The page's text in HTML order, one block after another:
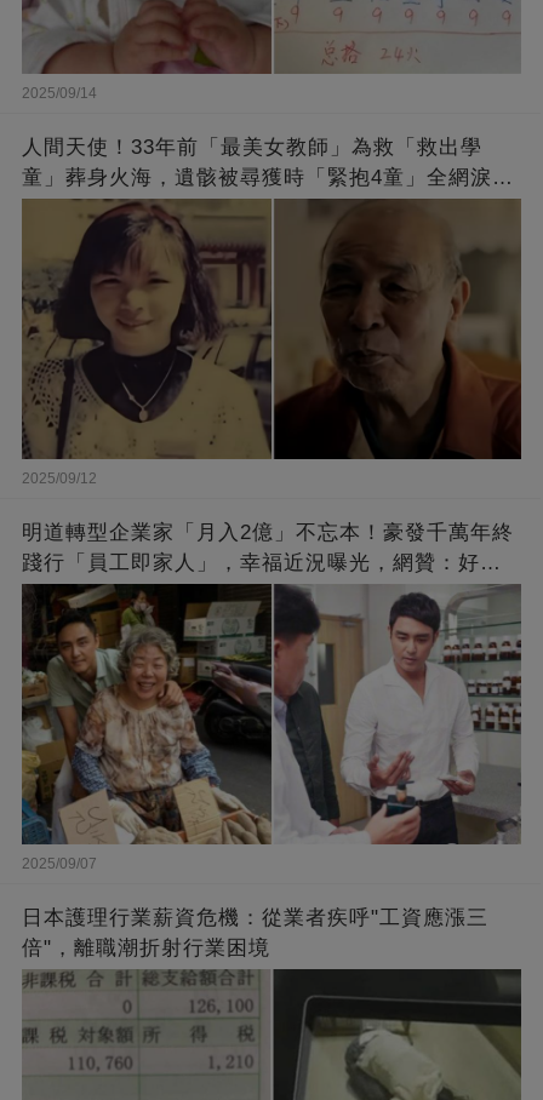
2025/09/14
人間天使！33年前「最美女教師」為救「救出學
童」葬身火海，遺骸被尋獲時「緊抱4童」全網淚
崩：真正的英雄不該被遺忘
2025/09/12
明道轉型企業家「月入2億」不忘本！豪發千萬年終
踐行「員工即家人」，幸福近況曝光，網贊：好老
闆的福報
2025/09/07
日本護理行業薪資危機：從業者疾呼"工資應漲三
倍"，離職潮折射行業困境